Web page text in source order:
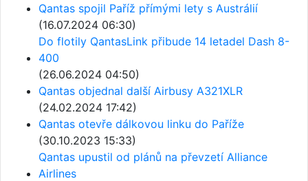
Qantas spojil Paříž přímými lety s Austrálií
(16.07.2024 06:30)
Do flotily QantasLink přibude 14 letadel Dash 8-
400
(26.06.2024 04:50)
Qantas objednal další Airbusy A321XLR
(24.02.2024 17:42)
Qantas otevře dálkovou linku do Paříže
(30.10.2023 15:33)
Qantas upustil od plánů na převzetí Alliance
Airlines